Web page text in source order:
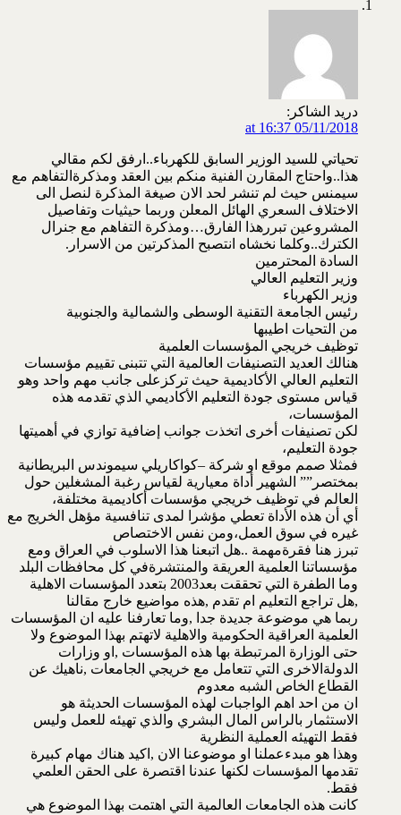
دريد الشاكر:
05/11/2018 at 16:37
تحياتي للسيد الوزير السابق للكهرباء..ارفق لكم مقالي
هذا..واحتاج المقارن الفنية منكم بين العقد ومذكرةالتفاهم مع
سيمنس حيث لم تنشر لحد الان صيغة المذكرة لنصل الى
الاختلاف السعري الهائل المعلن وربما حيثيات وتفاصيل
المشروعين تبررهذا الفارق…ومذكرة التفاهم مع جنرال
الكترك..وكلما نخشاه انتصبح المذكرتين من الاسرار.
السادة المحترمين
وزير التعليم العالي
وزير الكهرباء
رئيس الجامعة التقنية الوسطى والشمالية والجنوبية
من التحيات اطيبها
توظيف خريجي المؤسسات العلمية
هنالك العديد التصنيفات العالمية التي تتبنى تقييم مؤسسات
التعليم العالي الأكاديمية حيث تركزعلى جانب مهم واحد وهو
قياس مستوى جودة التعليم الأكاديمي الذي تقدمه هذه
المؤسسات،
لكن تصنيفات أخرى اتخذت جوانب إضافية توازي في أهميتها
جودة التعليم،
فمثلا صمم موقع او شركة –كواكاريلي سيموندس البريطانية
بمختصر”” الشهير أداة معيارية لقياس رغبة المشغلين حول
العالم في توظيف خريجي مؤسسات أكاديمية مختلفة،
أي أن هذه الأداة تعطي مؤشرا لمدى تنافسية مؤهل الخريج مع
غيره في سوق العمل،ومن نفس الاختصاص
تبرز هنا فقرةمهمة ..هل اتبعنا هذا الاسلوب في العراق ومع
مؤسساتنا العلمية العريقة والمنتشرةفي كل محافظات البلد
وما الطفرة التي تحققت بعد2003 بتعدد المؤسسات الاهلية
,هل تراجع التعليم ام تقدم ,هذه مواضيع خارج مقالنا
ربما هي موضوعة جديدة جدا ,وما تعارفنا عليه ان المؤسسات
العلمية العراقية الحكومية والاهلية لاتهتم بهذا الموضوع ولا
حتى الوزارة المرتبطة بها هذه المؤسسات ,او وزارات
الدولةالاخرى التي تتعامل مع خريجي الجامعات ,ناهيك عن
القطاع الخاص الشبه معدوم
ان من احد اهم الواجبات لهذه المؤسسات الحديثة هو
الاستثمار بالراس المال البشري والذي تهيئه للعمل وليس
فقط التهيئه العملية النظرية
وهذا هو مبدءعملنا او موضوعنا الان ,اكيد هناك مهام كبيرة
تقدمها المؤسسات لكنها عندنا اقتصرة على الحقن العلمي
فقط.
كانت هذه الجامعات العالمية التي اهتمت بهذا الموضوع هي